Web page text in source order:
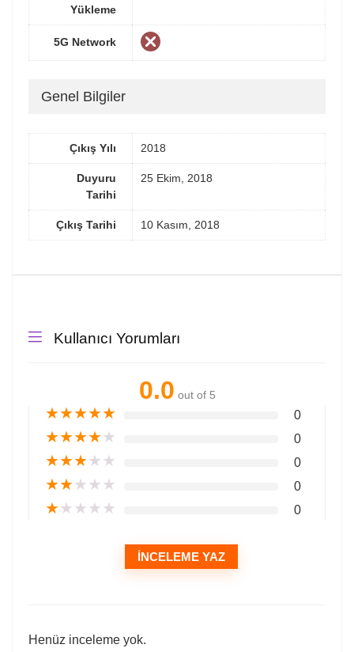
Yükleme
5G Network
Genel Bilgiler
Çıkış Yılı 2018
Duyuru
Tarihi
25 Ekim, 2018
Çıkış Tarihi 10 Kasım, 2018
Kullanıcı Yorumları
0.0 out of 5
★★★★★ 0
★★★★★ 0
★★★★★ 0
★★★★★ 0
★★★★★ 0
İNCELEME YAZ
Henüz inceleme yok.